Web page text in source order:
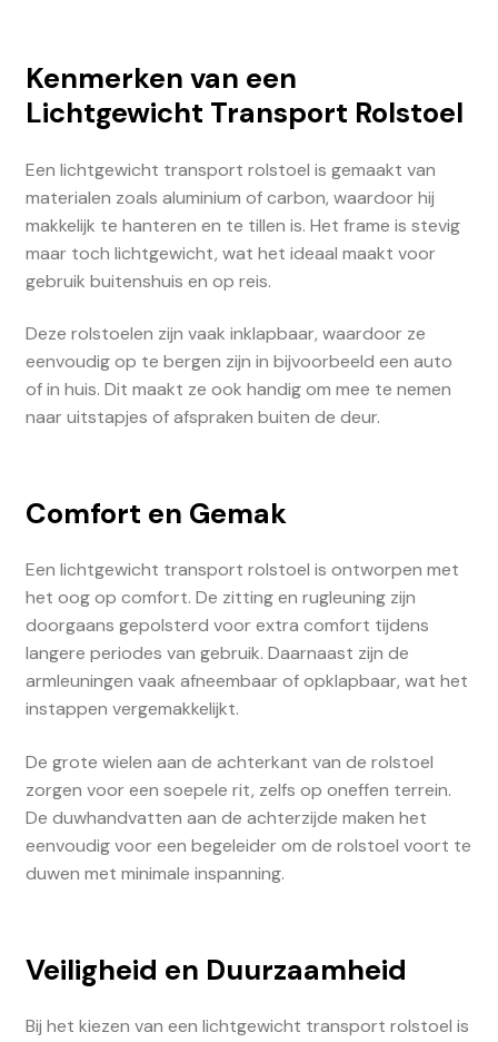
Kenmerken van een
Lichtgewicht Transport Rolstoel
Een lichtgewicht transport rolstoel is gemaakt van
materialen zoals aluminium of carbon, waardoor hij
makkelijk te hanteren en te tillen is. Het frame is stevig
maar toch lichtgewicht, wat het ideaal maakt voor
gebruik buitenshuis en op reis.
Deze rolstoelen zijn vaak inklapbaar, waardoor ze
eenvoudig op te bergen zijn in bijvoorbeeld een auto
of in huis. Dit maakt ze ook handig om mee te nemen
naar uitstapjes of afspraken buiten de deur.
Comfort en Gemak
Een lichtgewicht transport rolstoel is ontworpen met
het oog op comfort. De zitting en rugleuning zijn
doorgaans gepolsterd voor extra comfort tijdens
langere periodes van gebruik. Daarnaast zijn de
armleuningen vaak afneembaar of opklapbaar, wat het
instappen vergemakkelijkt.
De grote wielen aan de achterkant van de rolstoel
zorgen voor een soepele rit, zelfs op oneffen terrein.
De duwhandvatten aan de achterzijde maken het
eenvoudig voor een begeleider om de rolstoel voort te
duwen met minimale inspanning.
Veiligheid en Duurzaamheid
Bij het kiezen van een lichtgewicht transport rolstoel is